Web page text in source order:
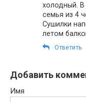
холодный. В
семья из 4
Сушилки
летом
Ответить
Добавить
Имя